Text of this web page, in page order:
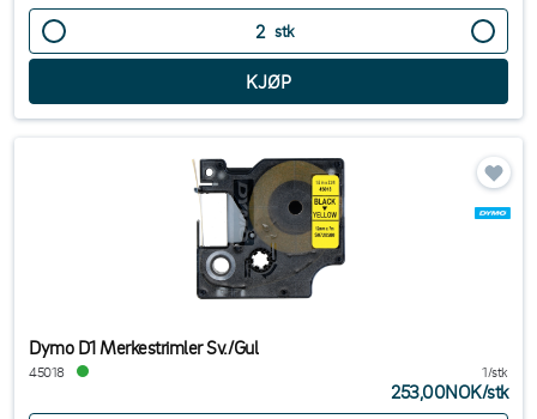
stk
Dymo D1 Merkestrimler Sv./Gul
45018 1/stk
253,00NOK/stk